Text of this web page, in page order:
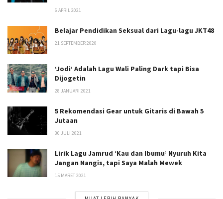
6 APRIL 2021
Belajar Pendidikan Seksual dari Lagu-lagu JKT48
21 SEPTEMBER 2020
‘Jodi’ Adalah Lagu Wali Paling Dark tapi Bisa
Dijogetin
28 JANUARI 2021
5 Rekomendasi Gear untuk Gitaris di Bawah 5
Jutaan
30 JULI 2021
Lirik Lagu Jamrud ‘Kau dan Ibumu’ Nyuruh Kita
Jangan Nangis, tapi Saya Malah Mewek
15 MARET 2021